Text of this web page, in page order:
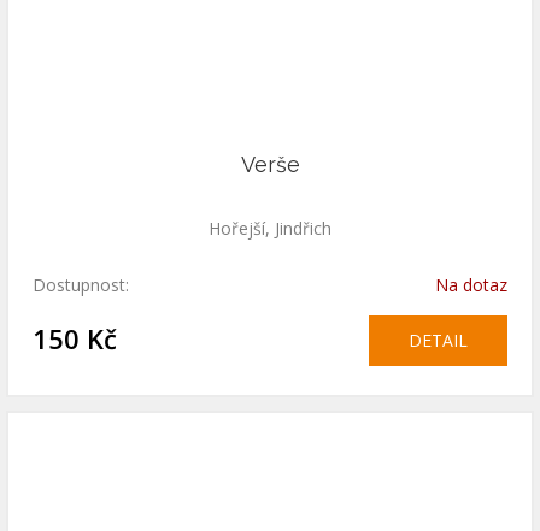
Verše
Hořejší, Jindřich
Dostupnost: Na dotaz
150 Kč DETAIL